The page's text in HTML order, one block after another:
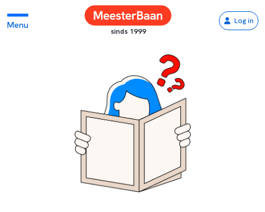
Menu
sinds 1999
Log in